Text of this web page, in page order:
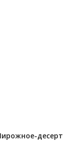
десерт